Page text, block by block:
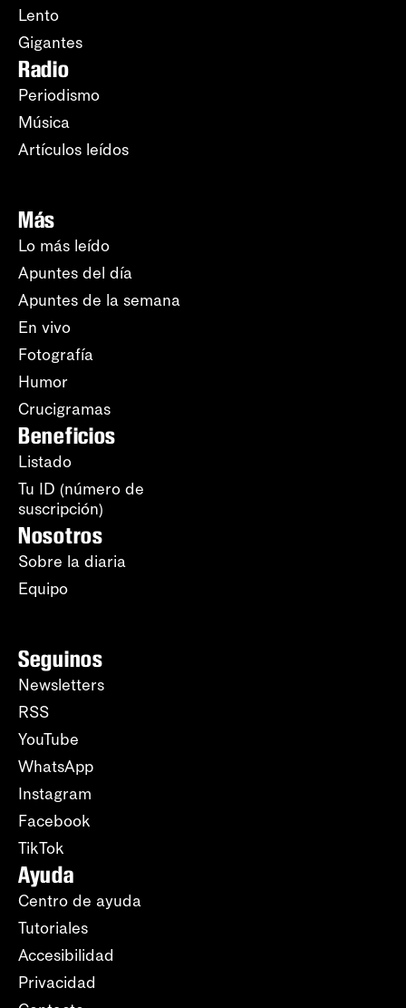
Lento
Gigantes
Radio
Periodismo
Música
Artículos leídos
Más
Lo más leído
Apuntes del día
Apuntes de la semana
En vivo
Fotografía
Humor
Crucigramas
Beneficios
Listado
Tu ID (número de
suscripción)
Nosotros
Sobre la diaria
Equipo
Seguinos
Newsletters
RSS
YouTube
WhatsApp
Instagram
Facebook
TikTok
Ayuda
Centro de ayuda
Tutoriales
Accesibilidad
Privacidad